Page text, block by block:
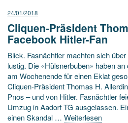
24/01/2018
Cliquen-Präsident
Facebook Hitler-Fan
Blick. Fasnächtler machten sich
lustig. Die «Hülsnerbuben» haben
am Wochenende für einen Eklat
Cliquen-Präsident Thomas H.
Pnos – und von Hitler. Fasnächtler
Umzug in Aadorf TG ausgelassen.
einen Skandal … Weiterlesen